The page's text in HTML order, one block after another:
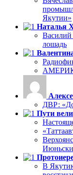
Якутии»
Наталья
Василий
лошадь
ДВР:
Пути
В